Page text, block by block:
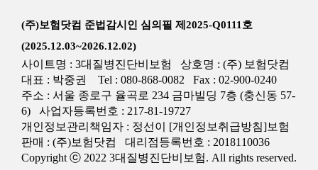
(주)보험닷컴 준법감시인 심의필 제2025-Q0111호
(2025.12.03~2026.12.02)
사이트명 : 3대질병진단비보험 상호명 : (주) 보험닷컴
대표 : 박중권 Tel : 080-868-0082 Fax : 02-900-0240
주소 : 서울 종로구 율곡로 234 금마빌딩 7층 (충신동 57-
6) 사업자등록번호 : 217-81-19727
개인정보관리책임자 : 정선이 [개인정보취급방침]보험
판매 : (주)보험닷컴 대리점등록번호 : 2018110036
Copyright ⓒ 2022 3대질병진단비보험. All rights reserved.